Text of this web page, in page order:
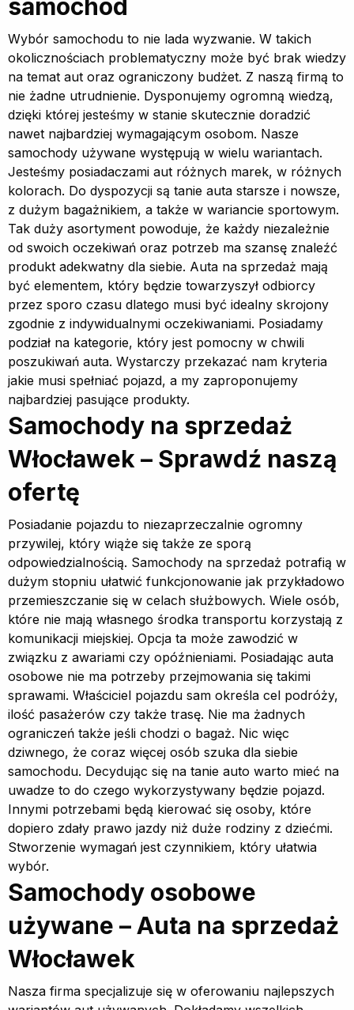
samochód
Wybór samochodu to nie lada wyzwanie. W takich
okolicznościach problematyczny może być brak wiedzy
na temat aut oraz ograniczony budżet. Z naszą firmą to
nie żadne utrudnienie. Dysponujemy ogromną wiedzą,
dzięki której jesteśmy w stanie skutecznie doradzić
nawet najbardziej wymagającym osobom. Nasze
samochody używane występują w wielu wariantach.
Jesteśmy posiadaczami aut różnych marek, w różnych
kolorach. Do dyspozycji są tanie auta starsze i nowsze,
z dużym bagażnikiem, a także w wariancie sportowym.
Tak duży asortyment powoduje, że każdy niezależnie
od swoich oczekiwań oraz potrzeb ma szansę znaleźć
produkt adekwatny dla siebie. Auta na sprzedaż mają
być elementem, który będzie towarzyszył odbiorcy
przez sporo czasu dlatego musi być idealny skrojony
zgodnie z indywidualnymi oczekiwaniami. Posiadamy
podział na kategorie, który jest pomocny w chwili
poszukiwań auta. Wystarczy przekazać nam kryteria
jakie musi spełniać pojazd, a my zaproponujemy
najbardziej pasujące produkty.
Samochody na sprzedaż
Włocławek – Sprawdź naszą
ofertę
Posiadanie pojazdu to niezaprzeczalnie ogromny
przywilej, który wiąże się także ze sporą
odpowiedzialnością. Samochody na sprzedaż potrafią w
dużym stopniu ułatwić funkcjonowanie jak przykładowo
przemieszczanie się w celach służbowych. Wiele osób,
które nie mają własnego środka transportu korzystają z
komunikacji miejskiej. Opcja ta może zawodzić w
związku z awariami czy opóźnieniami. Posiadając auta
osobowe nie ma potrzeby przejmowania się takimi
sprawami. Właściciel pojazdu sam określa cel podróży,
ilość pasażerów czy także trasę. Nie ma żadnych
ograniczeń także jeśli chodzi o bagaż. Nic więc
dziwnego, że coraz więcej osób szuka dla siebie
samochodu. Decydując się na tanie auto warto mieć na
uwadze to do czego wykorzystywany będzie pojazd.
Innymi potrzebami będą kierować się osoby, które
dopiero zdały prawo jazdy niż duże rodziny z dziećmi.
Stworzenie wymagań jest czynnikiem, który ułatwia
wybór.
Samochody osobowe
używane – Auta na sprzedaż
Włocławek
Nasza firma specjalizuje się w oferowaniu najlepszych